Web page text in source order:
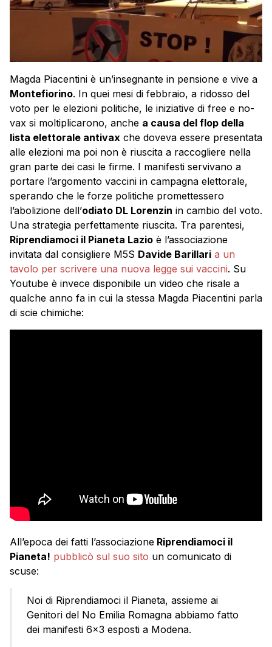
Magda Piacentini è un’insegnante in pensione e vive a
Montefiorino. In quei mesi di febbraio, a ridosso del
voto per le elezioni politiche, le iniziative di free e no-
vax si moltiplicarono, anche a causa del flop della
lista elettorale antivax che doveva essere presentata
alle elezioni ma poi non è riuscita a raccogliere nella
gran parte dei casi le firme. I manifesti servivano a
portare l’argomento vaccini in campagna elettorale,
sperando che le forze politiche promettessero
l’abolizione dell’odiato DL Lorenzin in cambio del voto.
Una strategia perfettamente riuscita. Tra parentesi,
Riprendiamoci il Pianeta Lazio è l’associazione
invitata dal consigliere M5S Davide Barillari a un
tavolo per scrivere una nuova legge sui vaccini. Su
Youtube è invece disponibile un video che risale a
qualche anno fa in cui la stessa Magda Piacentini parla
di scie chimiche:
All’epoca dei fatti l’associazione Riprendiamoci il
Pianeta! pubblicò sul suo sito un comunicato di
scuse:
Noi di Riprendiamoci il Pianeta, assieme ai
Genitori del No Emilia Romagna abbiamo fatto
dei manifesti 6×3 esposti a Modena.